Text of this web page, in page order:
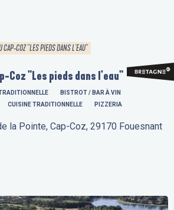
CAP-COZ "LES PIEDS DANS L'EAU"
Coz "Les pieds dans l'eau"
BISTROT / BAR À VIN
CUISINE TRADITIONNELLE PIZZERIA
la Pointe, Cap-Coz, 29170 Fouesnant